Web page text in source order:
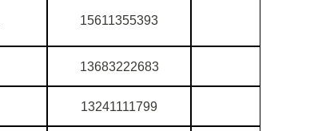
15611355393
13683222683
13241111799